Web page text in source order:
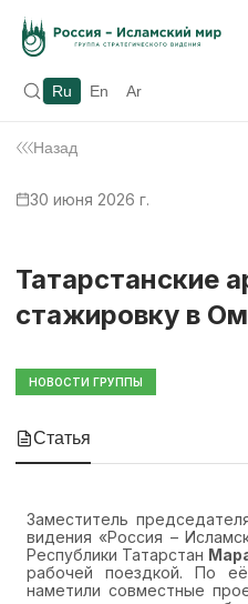
Ru En Ar
Назад
30 июня 2026 г.
Татарстанские
стажировку в
НОВОСТИ ГРУППЫ
Статья
Заместитель
видения «Россия –
Республики Татарстан
рабочей поездкой. По
наметили совместные